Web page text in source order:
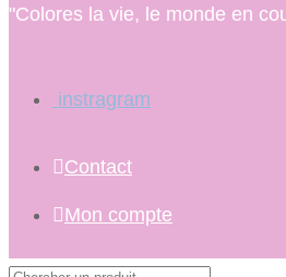
"Colores la vie, le monde en
instragram
Contact
Mon compte